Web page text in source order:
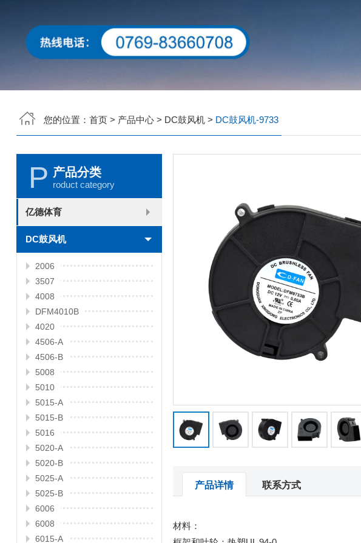
您的位置： 首页> 产品中心> DC鼓风机> DC鼓风机-9733
P 产品分类
roduct category
亿德体育
2006
2010
2507
2510
3006
3007
3010
3510
4007
4010-B
4015
4020
4028
4510
5010
5015
5020
5025
6010
6015
6020
6025
6038
7010
7015
7025
8010
8015
8025-A
8025-B
8038
9025-B
8020
9238
1225-A
1225-B
1232
1238-A
1238-B
1425
1751
20060
DC鼓风机
2006
3507
4008
DFM4010B
4020
4506-A
4506-B
5008
5010
5015-A
5015-B
5016
5020-A
5020-B
5025-A
5025-B
6006
6008
6015-A
产品详情 联系方式
材料：